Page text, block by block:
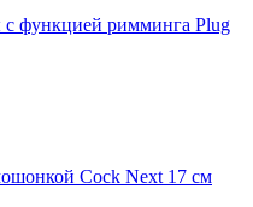
с функцией римминга Plug